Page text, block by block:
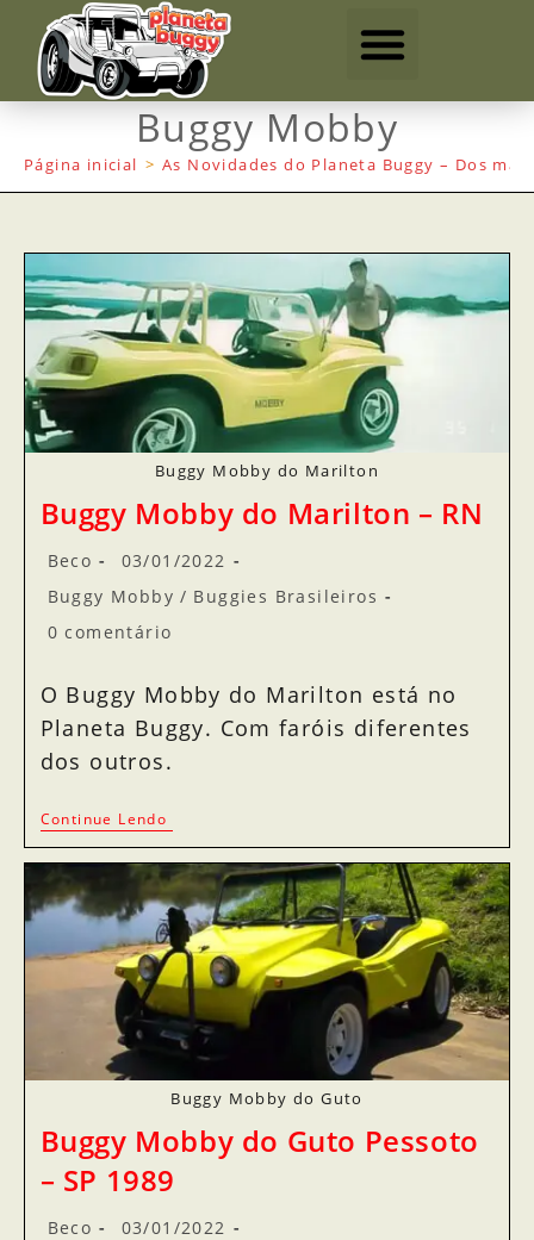
Buggy Mobby
Página inicial > As Novidades do Planeta Buggy – Dos
Buggy Mobby do Marilton
Buggy Mobby do Marilton – RN
Beco
03/01/2022
Buggy Mobby / Buggies Brasileiros
0 comentário
O Buggy Mobby do Marilton está no
Planeta Buggy. Com faróis diferentes
dos outros.
Continue Lendo
Buggy Mobby do Guto
Buggy Mobby do Guto Pessoto
– SP 1989
Beco
03/01/2022